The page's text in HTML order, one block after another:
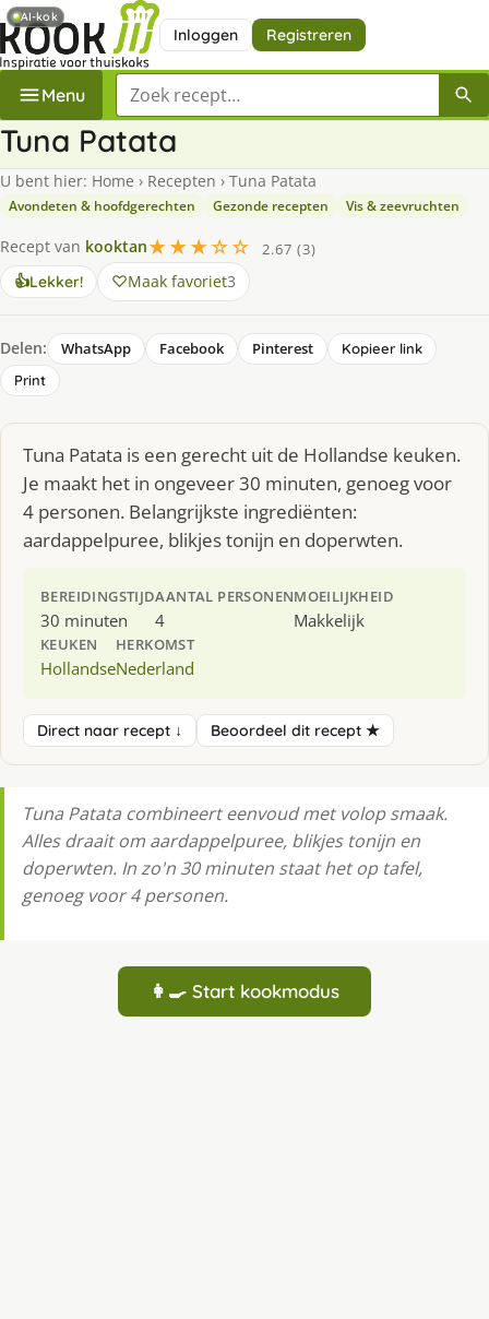
Inloggen Registreren
Menu Zoek een recept
Tuna Patata
U bent hier: Home › Recepten › Tuna Patata
Avondeten & hoofdgerechten Gezonde recepten Vis & zeevruchten
Recept van kooktan★★★☆☆
2.67 (3)
👍Lekker! Maak favoriet3
Delen: WhatsApp Facebook Pinterest
Kopieer link
Print
Tuna Patata is een gerecht uit de Hollandse keuken.
Je maakt het in ongeveer 30 minuten, genoeg voor
4 personen. Belangrijkste ingrediënten:
aardappelpuree, blikjes tonijn en doperwten.
BEREIDINGSTIJD
30 minuten
AANTAL PERSONEN
4
MOEILIJKHEID
Makkelijk
KEUKEN
Hollandse
HERKOMST
Nederland
Direct naar recept ↓ Beoordeel dit recept ★
Tuna Patata combineert eenvoud met volop smaak.
Alles draait om aardappelpuree, blikjes tonijn en
doperwten. In zo'n 30 minuten staat het op tafel,
genoeg voor 4 personen.
👩‍🍳 Start kookmodus
AI-kok